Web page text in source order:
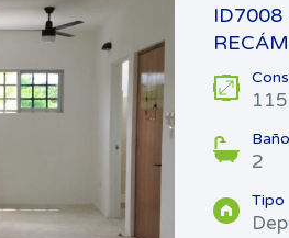
ID7008
115
2
Tipo